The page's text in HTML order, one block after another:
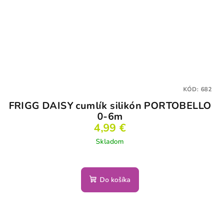
FRIGG DAISY cumlík silikón PORTOBELLO
0-6m
4,99 €
Skladom
Do košíka
KÓD: 682